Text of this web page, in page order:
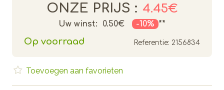
ONZE PRIJS : 4.45€
Uw winst: 0.50€ -10% **
Op voorraad Referentie: 2156834
Toevoegen aan favorieten